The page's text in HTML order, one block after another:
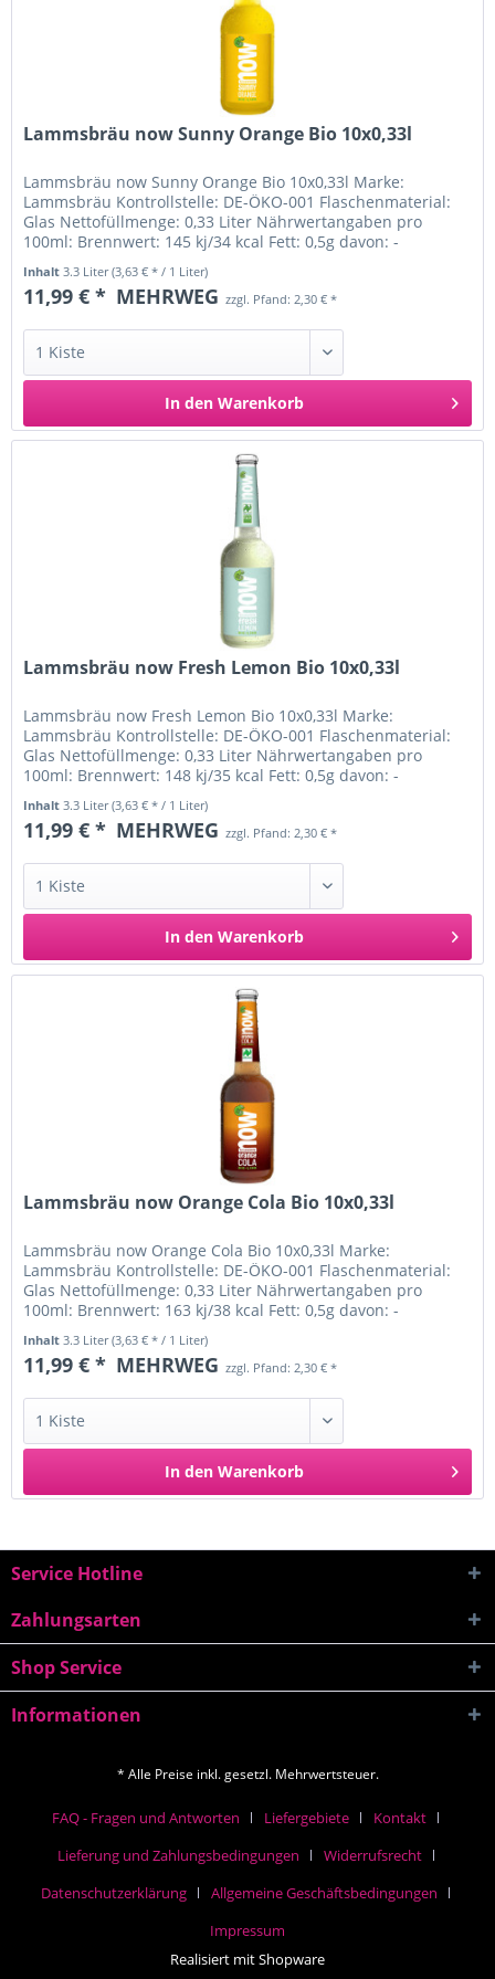
Lammsbräu now Sunny Orange Bio 10x0,33l
Lammsbräu now Sunny Orange Bio 10x0,33l Marke:
Lammsbräu Kontrollstelle: DE-ÖKO-001 Flaschenmaterial:
Glas Nettofüllmenge: 0,33 Liter Nährwertangaben pro
100ml: Brennwert: 145 kj/34 kcal Fett: 0,5g davon: -
Inhalt 3.3 Liter(3,63 € * / 1 Liter)
11,99 € * MEHRWEG zzgl. Pfand: 2,30 € *
In den Warenkorb
Lammsbräu now Fresh Lemon Bio 10x0,33l
Lammsbräu now Fresh Lemon Bio 10x0,33l Marke:
Lammsbräu Kontrollstelle: DE-ÖKO-001 Flaschenmaterial:
Glas Nettofüllmenge: 0,33 Liter Nährwertangaben pro
100ml: Brennwert: 148 kj/35 kcal Fett: 0,5g davon: -
Inhalt3.3 Liter(3,63 € * / 1 Liter)
11,99 € * MEHRWEG zzgl. Pfand: 2,30 € *
In den Warenkorb
Lammsbräu now Orange Cola Bio 10x0,33l
Lammsbräu now Orange Cola Bio 10x0,33l Marke:
Lammsbräu Kontrollstelle: DE-ÖKO-001 Flaschenmaterial:
Glas Nettofüllmenge: 0,33 Liter Nährwertangaben pro
100ml: Brennwert: 163 kj/38 kcal Fett: 0,5g davon: -
Inhalt3.3 Liter(3,63 € * / 1 Liter)
11,99 € * MEHRWEG zzgl. Pfand: 2,30 € *
In den Warenkorb
Service Hotline
Zahlungsarten
Shop Service
Informationen
* Alle Preise inkl. gesetzl. Mehrwertsteuer.
FAQ - Fragen und Antworten Liefergebiete
Kontakt
Lieferung und Zahlungsbedingungen
Widerrufsrecht
Datenschutzerklärung
Allgemeine Geschäftsbedingungen
Impressum
Realisiert mit Shopware